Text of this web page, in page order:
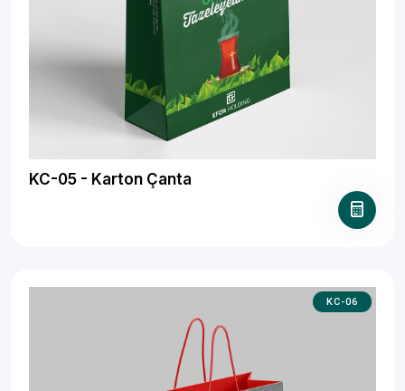
KC-05 - Karton Çanta
KC-06